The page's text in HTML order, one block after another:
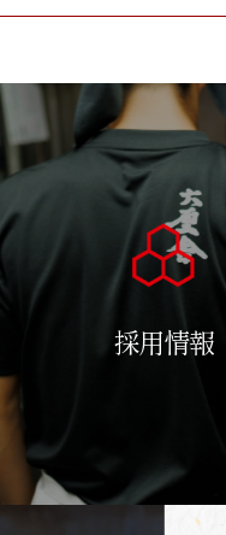
採用情報